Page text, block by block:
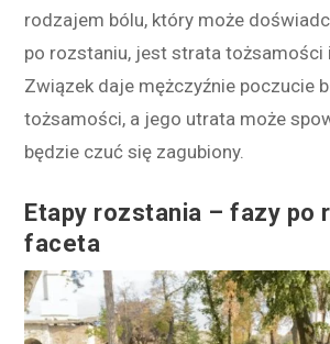
rodzajem bólu, który może
po rozstaniu, jest strata tożsamości
Związek daje mężczyźnie poczucie
tożsamości, a jego utrata może
będzie czuć się zagubiony.
Etapy rozstania – fazy po
faceta